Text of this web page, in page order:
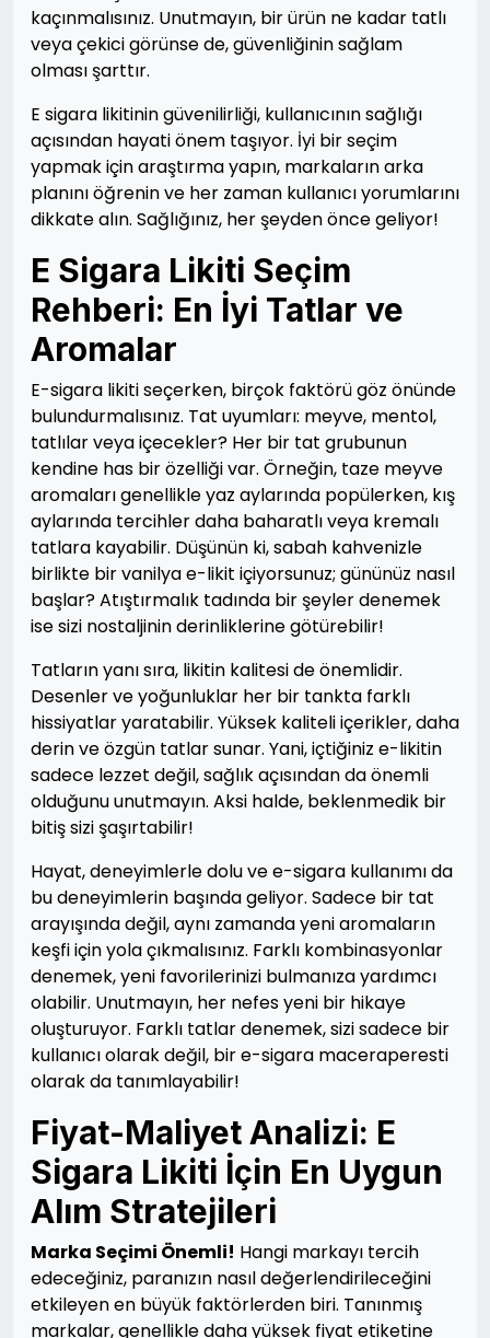
kaçınmalısınız. Unutmayın, bir ürün ne kadar tatlı
veya çekici görünse de, güvenliğinin sağlam
olması şarttır.
E sigara likitinin güvenilirliği, kullanıcının sağlığı
açısından hayati önem taşıyor. İyi bir seçim
yapmak için araştırma yapın, markaların arka
planını öğrenin ve her zaman kullanıcı yorumlarını
dikkate alın. Sağlığınız, her şeyden önce geliyor!
E Sigara Likiti Seçim
Rehberi: En İyi Tatlar ve
Aromalar
E-sigara likiti seçerken, birçok faktörü göz önünde
bulundurmalısınız. Tat uyumları: meyve, mentol,
tatlılar veya içecekler? Her bir tat grubunun
kendine has bir özelliği var. Örneğin, taze meyve
aromaları genellikle yaz aylarında popülerken, kış
aylarında tercihler daha baharatlı veya kremalı
tatlara kayabilir. Düşünün ki, sabah kahvenizle
birlikte bir vanilya e-likit içiyorsunuz; gününüz nasıl
başlar? Atıştırmalık tadında bir şeyler denemek
ise sizi nostaljinin derinliklerine götürebilir!
Tatların yanı sıra, likitin kalitesi de önemlidir.
Desenler ve yoğunluklar her bir tankta farklı
hissiyatlar yaratabilir. Yüksek kaliteli içerikler, daha
derin ve özgün tatlar sunar. Yani, içtiğiniz e-likitin
sadece lezzet değil, sağlık açısından da önemli
olduğunu unutmayın. Aksi halde, beklenmedik bir
bitiş sizi şaşırtabilir!
Hayat, deneyimlerle dolu ve e-sigara kullanımı da
bu deneyimlerin başında geliyor. Sadece bir tat
arayışında değil, aynı zamanda yeni aromaların
keşfi için yola çıkmalısınız. Farklı kombinasyonlar
denemek, yeni favorilerinizi bulmanıza yardımcı
olabilir. Unutmayın, her nefes yeni bir hikaye
oluşturuyor. Farklı tatlar denemek, sizi sadece bir
kullanıcı olarak değil, bir e-sigara maceraperesti
olarak da tanımlayabilir!
Fiyat-Maliyet Analizi: E
Sigara Likiti İçin En Uygun
Alım Stratejileri
Marka Seçimi Önemli! Hangi markayı tercih
edeceğiniz, paranızın nasıl değerlendirileceğini
etkileyen en büyük faktörlerden biri. Tanınmış
markalar, genellikle daha yüksek fiyat etiketine